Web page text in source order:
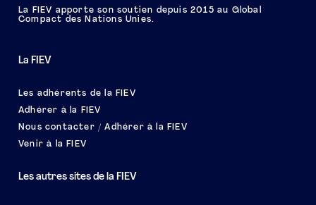
La FIEV
Les adhérents de la FIEV
Adhérer à la FIEV
Nous contacter / Adhérer à la FIEV
Venir à la FIEV
Les autres sites de la FIEV
La FIEV apporte son soutien depuis 2015 au Global
Compact des Nations Unies.